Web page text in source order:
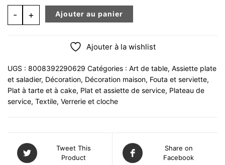
- quantité de PORTE SERVIETTE A/ANSE TRANSPARENT
+ Ajouter au panier
Ajouter à la wishlist
UGS : 8008392290629 Catégories : Art de table, Assiette plate
et saladier, Décoration, Décoration maison, Fouta et serviette,
Plat à tarte et à cake, Plat et assiette de service, Plateau de
service, Textile, Verrerie et cloche
Tweet This
Product
Share on
Facebook